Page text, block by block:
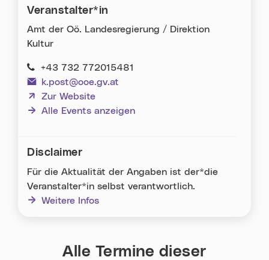
Veranstalter*in
Amt der Oö. Landesregierung / Direktion
Kultur
+43 732 772015481
k.post@ooe.gv.at
Zur Website
(neues Fenster)
Alle Events anzeigen
Disclaimer
Für die Aktualität der Angaben ist der*die
Veranstalter*in selbst verantwortlich.
Weitere Infos
Alle Termine dieser